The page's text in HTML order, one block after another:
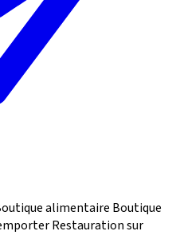
alimentaire Boutique
Restauration sur